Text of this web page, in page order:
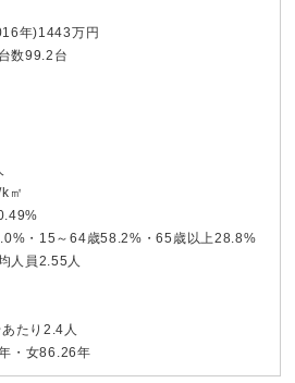
年)1443万円
数99.2台
㎡
・15～64歳58.2%・65歳以上28.8%
人員2.55人
たり2.4人
・女86.26年